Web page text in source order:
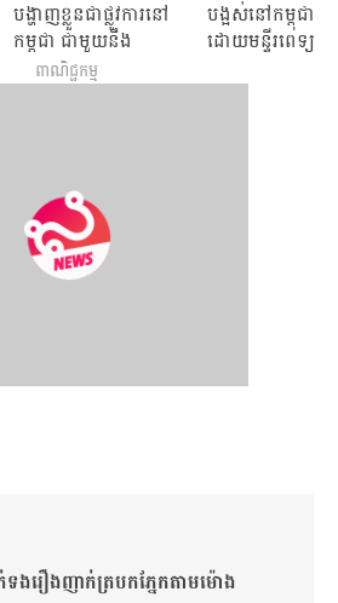
បង្ហាញខ្លួនជាផ្លូវការនៅ
កម្ពុជា ជាមួយនឹង
មោទកភាពនៃការតម្លើង
បង្អស់នៅកម្ពុជា ប្
ដោយមន្ទីរពេទ្យធំ
ពាណិជ្ជកម្ម
ទង​រឿង​ញាក់​ត្របក​ភ្នែក​តាម​ម៉ោង​